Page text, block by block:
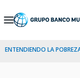
Skip
Navigation
ENTENDIENDO LA